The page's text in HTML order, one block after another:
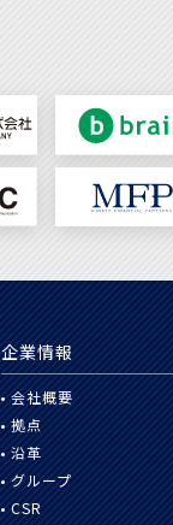
企業情報
会社概要
拠点
沿革
グループ
CSR